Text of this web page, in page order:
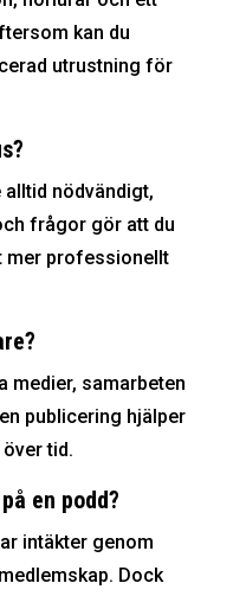
kan du
utrustning för
alltid nödvändigt,
frågor gör att du
mer professionellt
medier, samarbeten
publicering hjälper
tid.
en podd?
intäkter genom
Dock